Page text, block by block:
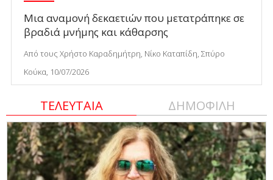
Μια αναμονή δεκαετιών που μετατράπηκε σε
βραδιά μνήμης και κάθαρσης
Από τους Χρήστο Καραδημήτρη, Νίκο Καταπίδη, Σπύρο
Κούκα, 10/07/2026
ΤΕΛΕΥΤΑΙΑ ΔΗΜΟΦΙΛΗ